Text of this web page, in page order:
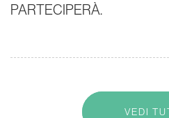
PARTECIPERÀ.
VEDI